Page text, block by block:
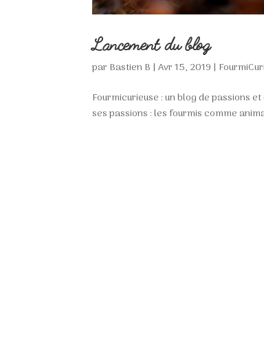
Lancement du blog
par Bastien B |Avr 15, 2019 |
Fourmicurieuse : un blog de passions
ses passions : les fourmis comme